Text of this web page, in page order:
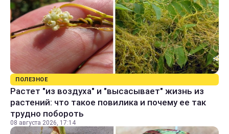
ПОЛЕЗНОЕ
Растет "из воздуха" и "высасывает" жизнь из
растений: что такое повилика и почему ее так
трудно побороть
08 августа 2026, 17:14